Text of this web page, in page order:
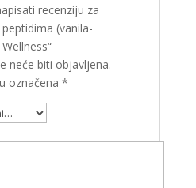
recenziju za
(vanila-
neće biti objavljena.
označena *